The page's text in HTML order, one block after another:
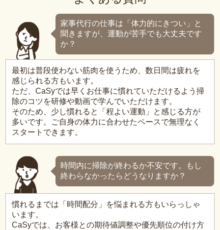
家事代行の仕事は「体力的にきつい」と
聞きますが、運動が苦手でも大丈夫です
か？
最初は普段使わない筋肉を使うため、数日間は疲れを
感じられる方もいます。
ただ、CaSyでは早くお仕事に慣れていただけるよう掃
除のコツを研修や動画で学んでいただけます。
そのため、少し慣れると「程よい運動」と感じる方が
多いです。ご自身の体力に合わせたペースで無理なく
スタートできます。
時間内に掃除が終わるか不安です。もし
終わらなかったらどうなりますか？
慣れるまでは「時間配分」を悩まれる方もいらっしゃ
います。
CaSyでは、お客様との期待値調整や優先順位の付け方